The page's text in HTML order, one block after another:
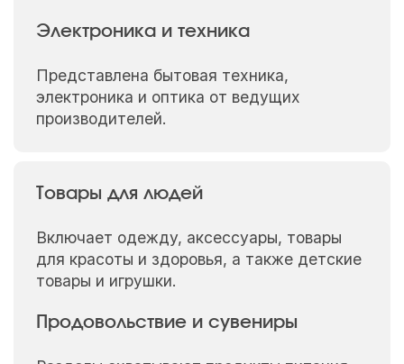
Электроника и техника
Представлена бытовая техника,
электроника и оптика от ведущих
производителей.
Товары для людей
Включает одежду, аксессуары, товары
для красоты и здоровья, а также детские
товары и игрушки.
Продовольствие и сувениры